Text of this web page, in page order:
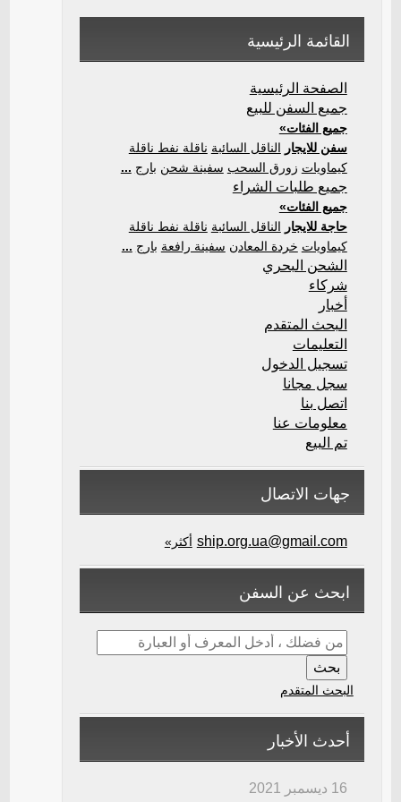
القائمة الرئيسية
الصفحة الرئيسية
جميع السفن للبيع
جميع الفئات»
سفن للايجار الناقل السائبة ناقلة نفط ناقلة
كيماويات زورق السحب سفينة شحن بارج ...
جميع طلبات الشراء
جميع الفئات»
حاجة للايجار الناقل السائبة ناقلة نفط ناقلة
كيماويات خردة المعادن سفينة رافعة بارج ...
الشحن البحري
شركاء
أخبار
البحث المتقدم
التعليمات
تسجيل الدخول
سجل مجانا
اتصل بنا
معلومات عنا
تم البيع
جهات الاتصال
ship.org.ua@gmail.com أكثر»
ابحث عن السفن
البحث المتقدم
أحدث الأخبار
16 ديسمبر 2021